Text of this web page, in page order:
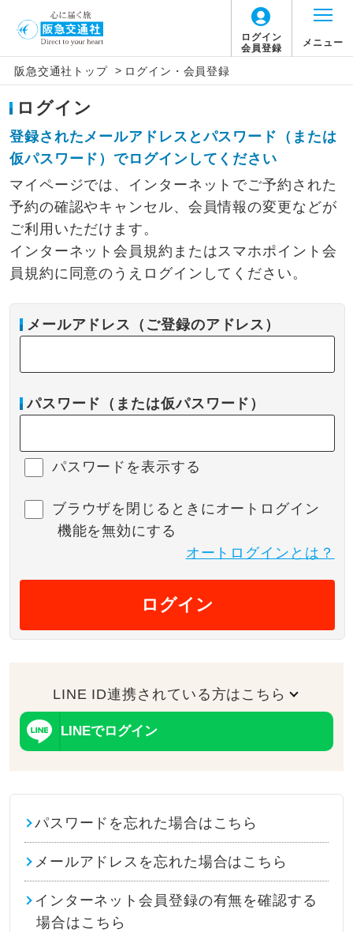
ログイン
会員登録
メニュー
阪急交通社トップ > ログイン・会員登録
ログイン
登録されたメールアドレスとパスワード（または
仮パスワード）でログインしてください
マイページでは、インターネットでご予約された
予約の確認やキャンセル、会員情報の変更などが
ご利用いただけます。
インターネット会員規約またはスマホポイント会
員規約に同意のうえログインしてください。
メールアドレス（ご登録のアドレス）
パスワード（または仮パスワード）
パスワードを表示する
ブラウザを閉じるときにオートログイン
機能を無効にする
オートログインとは？
ログイン
LINE ID連携されている方はこちら
LINEでログイン
パスワードを忘れた場合はこちら
メールアドレスを忘れた場合はこちら
インターネット会員登録の有無を確認する
場合はこちら